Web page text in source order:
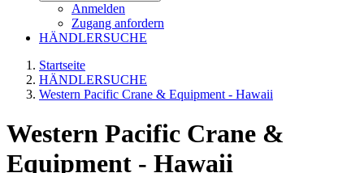
Anmelden
Zugang anfordern
HÄNDLERSUCHE
Startseite
HÄNDLERSUCHE
Western Pacific Crane & Equipment - Hawaii
Western Pacific Crane &
Equipment - Hawaii